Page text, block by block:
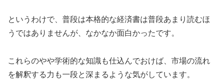
というわけで、普段は本格的な経済書は普段あまり読むほ
うではありませんが、なかなか面白かったです。
これらのやや学術的な知識も仕込んでおけば、市場の流れ
を解釈する力も一段と深まるような気がしています。